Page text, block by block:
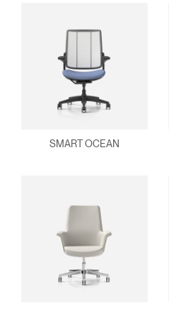
SMART OCEAN